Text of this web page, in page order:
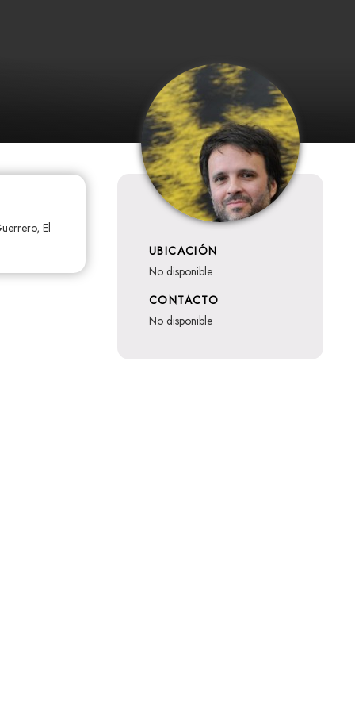
El
UBICACIÓN
no disponible
CONTACTO
no disponible